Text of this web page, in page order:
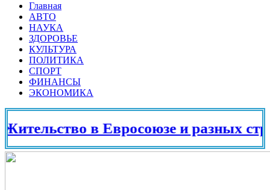
Главная
АВТО
НАУКА
ЗДОРОВЬЕ
КУЛЬТУРА
ПОЛИТИКА
СПОРТ
ФИНАНСЫ
ЭКОНОМИКА
в Евросоюзе и разных